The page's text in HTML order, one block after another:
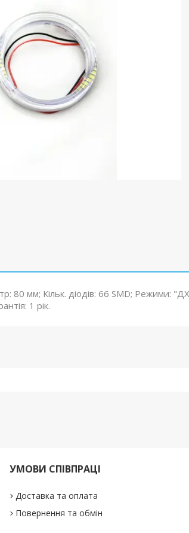
80 мм; Кільк. діодів: 66 SMD; Режими:
1 рік.
УМОВИ СПІВПРАЦІ
Доставка та оплата
Повернення та обмін